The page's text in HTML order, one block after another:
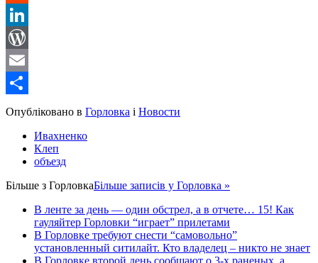
Reddit
LinkedIn
WordPress
Email
Share
Опубліковано в Горловка і Новости
Ивахненко
Клеп
объезд
Більше з ГорловкаБільше записів у Горловка »
В ленте за день — один обстрел, а в отчете… 15! Как
гауляйтер Горловки “играет” прилетами
В Горловке требуют снести “самовольно”
установленный ситилайт. Кто владелец – никто не знает